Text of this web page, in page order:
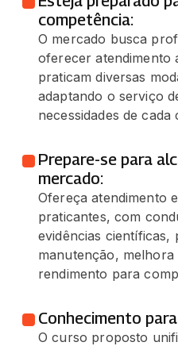
competência:
O mercado busca
oferecer atendimento
praticam diversas
adaptando o serviço
necessidades de cada
Prepare-se para
mercado:
Ofereça atendimento
praticantes, com
evidências científicas,
manutenção,
rendimento para
Conhecimento
O curso proposto